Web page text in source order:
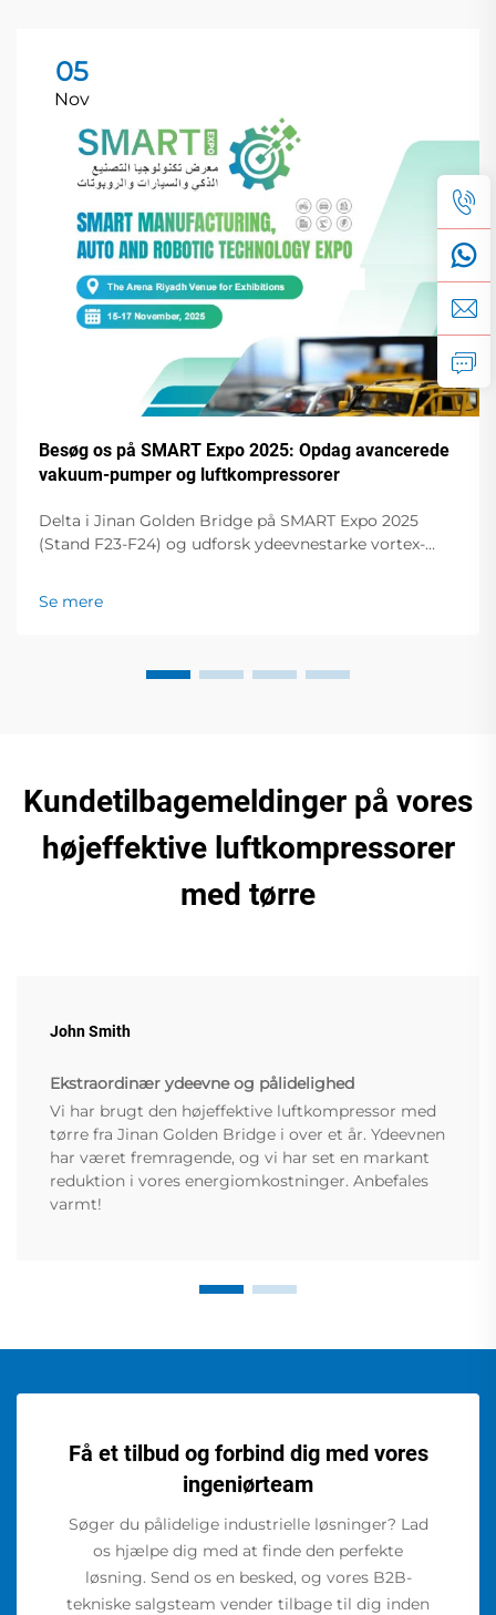
05
Nov
Besøg os på SMART Expo 2025: Opdag avancerede
vakuum-pumper og luftkompressorer
Delta i Jinan Golden Bridge på SMART Expo 2025
(Stand F23-F24) og udforsk ydeevnestarke vortex-
Se mere
Kundetilbagemeldinger på vores
højeffektive luftkompressorer
med tørre
John Smith
Ekstraordinær ydeevne og pålidelighed
Vi har brugt den højeffektive luftkompressor med
tørre fra Jinan Golden Bridge i over et år. Ydeevnen
har været fremragende, og vi har set en markant
reduktion i vores energiomkostninger. Anbefales
varmt!
Få et tilbud og forbind dig med vores
ingeniørteam
Søger du pålidelige industrielle løsninger? Lad
os hjælpe dig med at finde den perfekte
løsning. Send os en besked, og vores B2B-
tekniske salgsteam vender tilbage til dig inden